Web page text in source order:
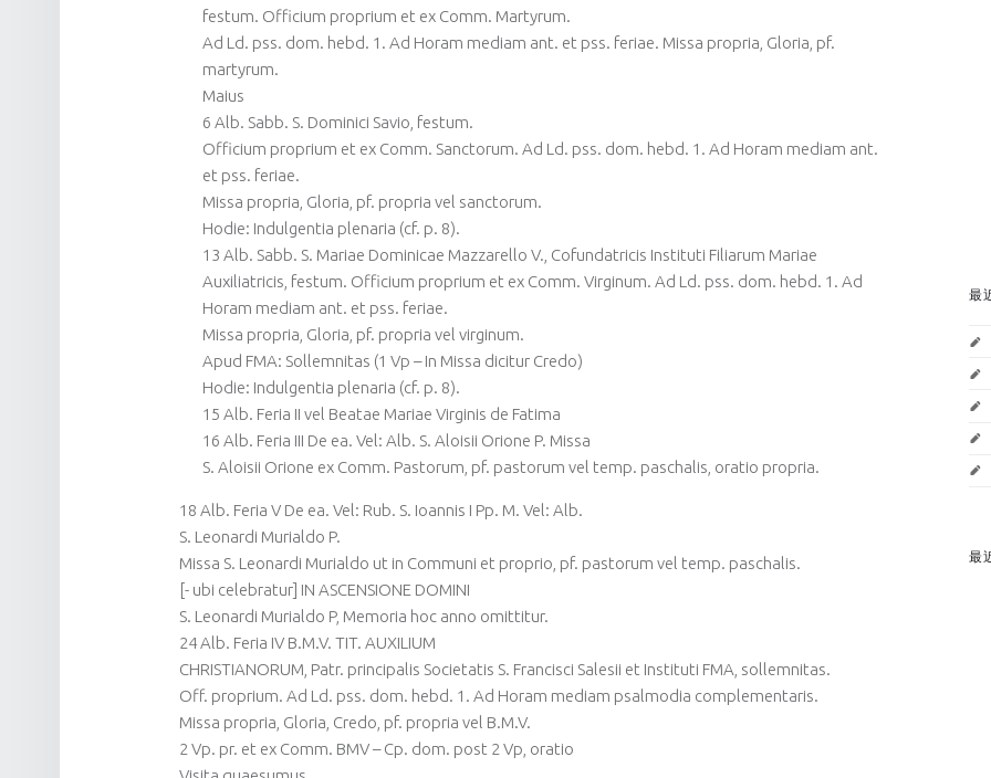
festum. Officium proprium et ex Comm. Martyrum.
Ad Ld. pss. dom. hebd. 1. Ad Horam mediam ant. et pss. feriae. Missa propria, Gloria, pf.
martyrum.
Maius
6 Alb. Sabb. S. Dominici Savio, festum.
Officium proprium et ex Comm. Sanctorum. Ad Ld. pss. dom. hebd. 1. Ad Horam mediam ant.
et pss. feriae.
Missa propria, Gloria, pf. propria vel sanctorum.
Hodie: Indulgentia plenaria (cf. p. 8).
13 Alb. Sabb. S. Mariae Dominicae Mazzarello V., Cofundatricis Instituti Filiarum Mariae
Auxiliatricis, festum. Officium proprium et ex Comm. Virginum. Ad Ld. pss. dom. hebd. 1. Ad
Horam mediam ant. et pss. feriae.
Missa propria, Gloria, pf. propria vel virginum.
Apud FMA: Sollemnitas (1 Vp – In Missa dicitur Credo)
Hodie: Indulgentia plenaria (cf. p. 8).
15 Alb. Feria II vel Beatae Mariae Virginis de Fatima
16 Alb. Feria III De ea. Vel: Alb. S. Aloisii Orione P. Missa
S. Aloisii Orione ex Comm. Pastorum, pf. pastorum vel temp. paschalis, oratio propria.
18 Alb. Feria V De ea. Vel: Rub. S. Ioannis I Pp. M. Vel: Alb.
S. Leonardi Murialdo P.
Missa S. Leonardi Murialdo ut in Communi et proprio, pf. pastorum vel temp. paschalis.
[- ubi celebratur] IN ASCENSIONE DOMINI
S. Leonardi Murialdo P, Memoria hoc anno omittitur.
24 Alb. Feria IV B.M.V. TIT. AUXILIUM
CHRISTIANORUM, Patr. principalis Societatis S. Francisci Salesii et Instituti FMA, sollemnitas.
Off. proprium. Ad Ld. pss. dom. hebd. 1. Ad Horam mediam psalmodia complementaris.
Missa propria, Gloria, Credo, pf. propria vel B.M.V.
2 Vp. pr. et ex Comm. BMV – Cp. dom. post 2 Vp, oratio
最
最